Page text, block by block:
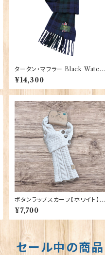
タータン・マフラー Black Watch
【Glencroft】 00207_BW
¥14,300
ボタンラップスカーフ【ホワイト】A
ran Traditions 00176〔SCAR-
23〕
¥7,700
セール中の商品